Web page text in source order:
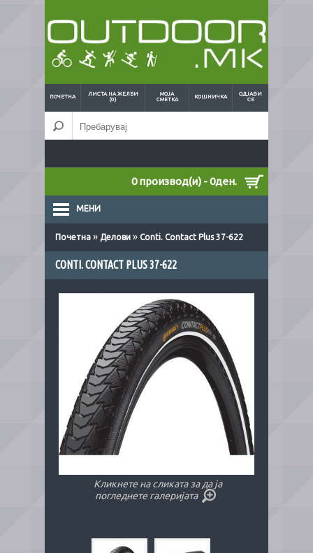
ПОЧЕТНА
ЛИСТА НА ЖЕЛБИ
(0)
МОЈА
СМЕТКА
КОШНИЧКА
ОДЈАВИ
СЕ
0 производ(и) - 0ден.
МЕНИ
Почетна » Делови » Conti. Contact Plus 37-622
CONTI. CONTACT PLUS 37-622
Кликнете на сликата за да ја
погледнете галеријата